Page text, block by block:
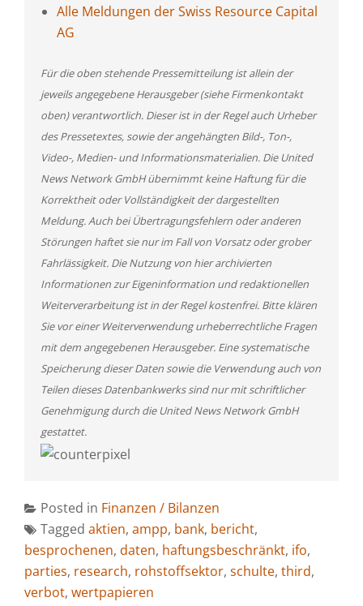
Alle Meldungen der Swiss Resource Capital
AG
Für die oben stehende Pressemitteilung ist allein der
jeweils angegebene Herausgeber (siehe Firmenkontakt
oben) verantwortlich. Dieser ist in der Regel auch Urheber
des Pressetextes, sowie der angehängten Bild-, Ton-,
Video-, Medien- und Informationsmaterialien. Die United
News Network GmbH übernimmt keine Haftung für die
Korrektheit oder Vollständigkeit der dargestellten
Meldung. Auch bei Übertragungsfehlern oder anderen
Störungen haftet sie nur im Fall von Vorsatz oder grober
Fahrlässigkeit. Die Nutzung von hier archivierten
Informationen zur Eigeninformation und redaktionellen
Weiterverarbeitung ist in der Regel kostenfrei. Bitte klären
Sie vor einer Weiterverwendung urheberrechtliche Fragen
mit dem angegebenen Herausgeber. Eine systematische
Speicherung dieser Daten sowie die Verwendung auch von
Teilen dieses Datenbankwerks sind nur mit schriftlicher
Genehmigung durch die United News Network GmbH
gestattet.
Posted in Finanzen / Bilanzen
Tagged aktien, ampp, bank, bericht,
besprochenen, daten, haftungsbeschränkt, ifo,
parties, research, rohstoffsektor, schulte, third,
verbot, wertpapieren